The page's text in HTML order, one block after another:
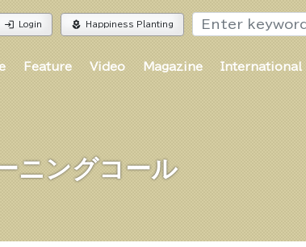
login Login local_florist Happiness Planting
Feature Video Magazine International
ニングコール